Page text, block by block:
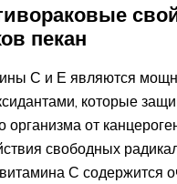
пекан
С и Е являются
которые
организма от
свободных
С содержится